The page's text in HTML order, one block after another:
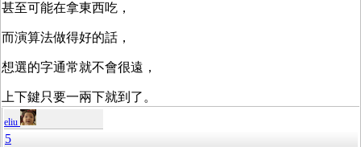
甚至可能在拿東西吃，
而演算法做得好的話，
想選的字通常就不會很遠，
上下鍵只要一兩下就到了。
eliu
5